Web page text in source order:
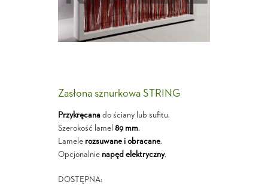
Zasłona sznurkowa STRING
Przykręcanado ściany lub sufitu.
Szerokość lamel 89 mm.
Lamele rozsuwane i obracane.
Opcjonalnie napęd elektryczny.
DOSTĘPNA: